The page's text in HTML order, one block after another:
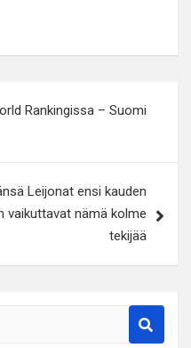
Rankingissa – Suomi
Leijonat ensi kauden
vaikuttavat nämä kolme
tekijää